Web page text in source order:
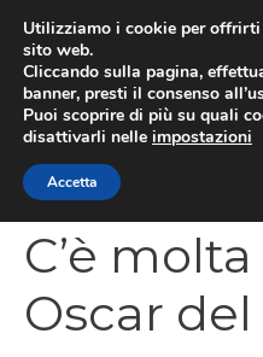
contenuto
C’è
Oscar
Utilizziamo i cookie per
sito web.
Cliccando sulla pagina,
banner, presti il consenso
Puoi scoprire di più su quali
disattivarli nelle impostazioni
Accetta